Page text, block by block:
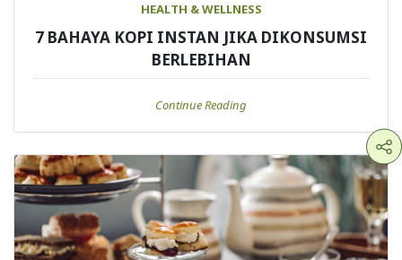
HEALTH & WELLNESS
7 BAHAYA KOPI INSTAN JIKA DIKONSUMSI
BERLEBIHAN
Continue Reading